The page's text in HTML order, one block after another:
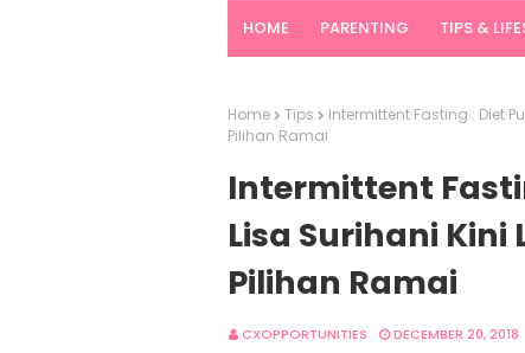
HOME PARENTING TIPS &
Home Tips
Intermittent Fasting : Diet
Pilihan Ramai
Intermittent
Lisa Surihani Kini
Pilihan Ramai
CXOPPORTUNITIES DECEMBER 20, 2018